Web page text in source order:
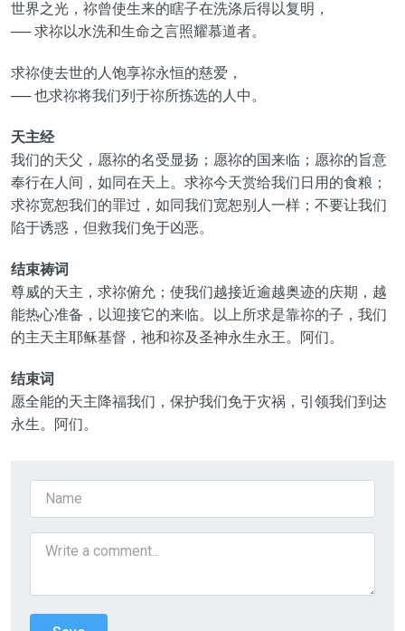
世界之光，祢曾使生来的瞎子在洗涤后得以复明，
── 求祢以水洗和生命之言照耀慕道者。
求祢使去世的人饱享祢永恒的慈爱，
── 也求祢将我们列于祢所拣选的人中。
天主经
我们的天父，愿祢的名受显扬；愿祢的国来临；愿祢的旨意
奉行在人间，如同在天上。求祢今天赏给我们日用的食粮；
求祢宽恕我们的罪过，如同我们宽恕别人一样；不要让我们
陷于诱惑，但救我们免于凶恶。
结束祷词
尊威的天主，求祢俯允；使我们越接近逾越奥迹的庆期，越
能热心准备，以迎接它的来临。以上所求是靠祢的子，我们
的主天主耶稣基督，祂和祢及圣神永生永王。阿们。
结束词
愿全能的天主降福我们，保护我们免于灾祸，引领我们到达
永生。阿们。